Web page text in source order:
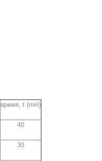
время, t (min)
40
30